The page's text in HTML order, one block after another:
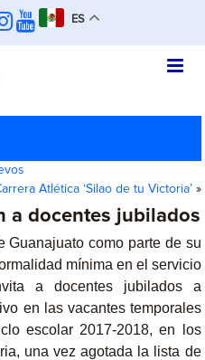
ES
Atlética ‘Silao de tu Victoria’»
a docentes jubilados
Guanajuato como parte de su
mínima en el servicio
a docentes jubiladosa
en las vacantes temporales
escolar 2017-2018, en los
una vez agotada la lista de